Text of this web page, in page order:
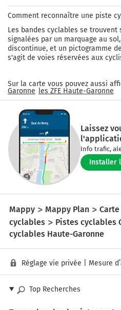
Midi. Cet itinéraire est inscrit au
Comment reconnaître une piste
Les bandes cyclables se trouvent
signalées par un marquage au
discontinue, et un pictogramme
s'agit de voies réservées aux
Sur la carte vous pouvez aussi
Garonne les ZFE Haute-Garonne
Laissez
Info trafic,
Installer
Mappy Mappy Plan
cyclables
Pistes cyclables
cyclables Haute-Garonne
Réglage vie privée Mesure
Top Recherches